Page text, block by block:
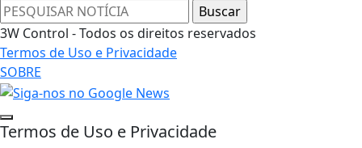
3W Control - Todos os direitos reservados
Termos de Uso e Privacidade
SOBRE
Termos de Uso e Privacidade